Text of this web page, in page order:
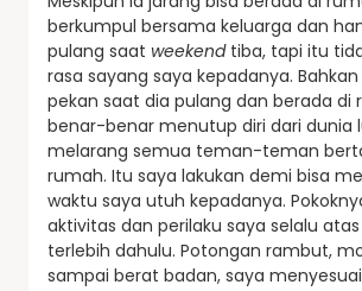
berkumpul bersama keluarga dan
pulang saat weekendtiba, tapi itu
rasa sayang saya kepadanya.
pekan saat dia pulang dan berada di
benar-benar menutup diri dari dunia
melarang semua teman-teman
rumah. Itu saya lakukan demi bisa
waktu saya utuh kepadanya.
aktivitas dan perilaku saya selalu
terlebih dahulu. Potongan rambut,
sampai berat badan, saya